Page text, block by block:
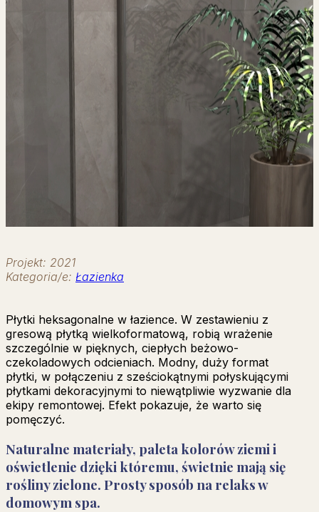
Projekt: 2021
Kategoria/e: Łazienka
Płytki heksagonalne w łazience. W zestawieniu z
gresową płytką wielkoformatową, robią wrażenie
szczególnie w pięknych, ciepłych beżowo-
czekoladowych odcieniach. Modny, duży format
płytki, w połączeniu z sześciokątnymi połyskującymi
płytkami dekoracyjnymi to niewątpliwie wyzwanie dla
ekipy remontowej. Efekt pokazuje, że warto się
pomęczyć.
Naturalne materiały, paleta kolorów ziemi i
oświetlenie dzięki któremu, świetnie mają się
rośliny zielone. Prosty sposób na relaks w
domowym spa.